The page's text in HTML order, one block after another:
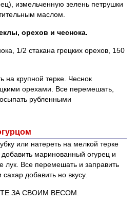
измельченную зелень петрушки
маслом.
орехов и чеснока.
1/2 стакана грецких орехов, 150
на крупной терке. Чеснок
орехами. Все перемешать,
рубленными
или натереть на мелкой терке
маринованный огурец и
лук. Все перемешать и заправить
добавить но вкусу.
ЗА СВОИМ ВЕСОМ.